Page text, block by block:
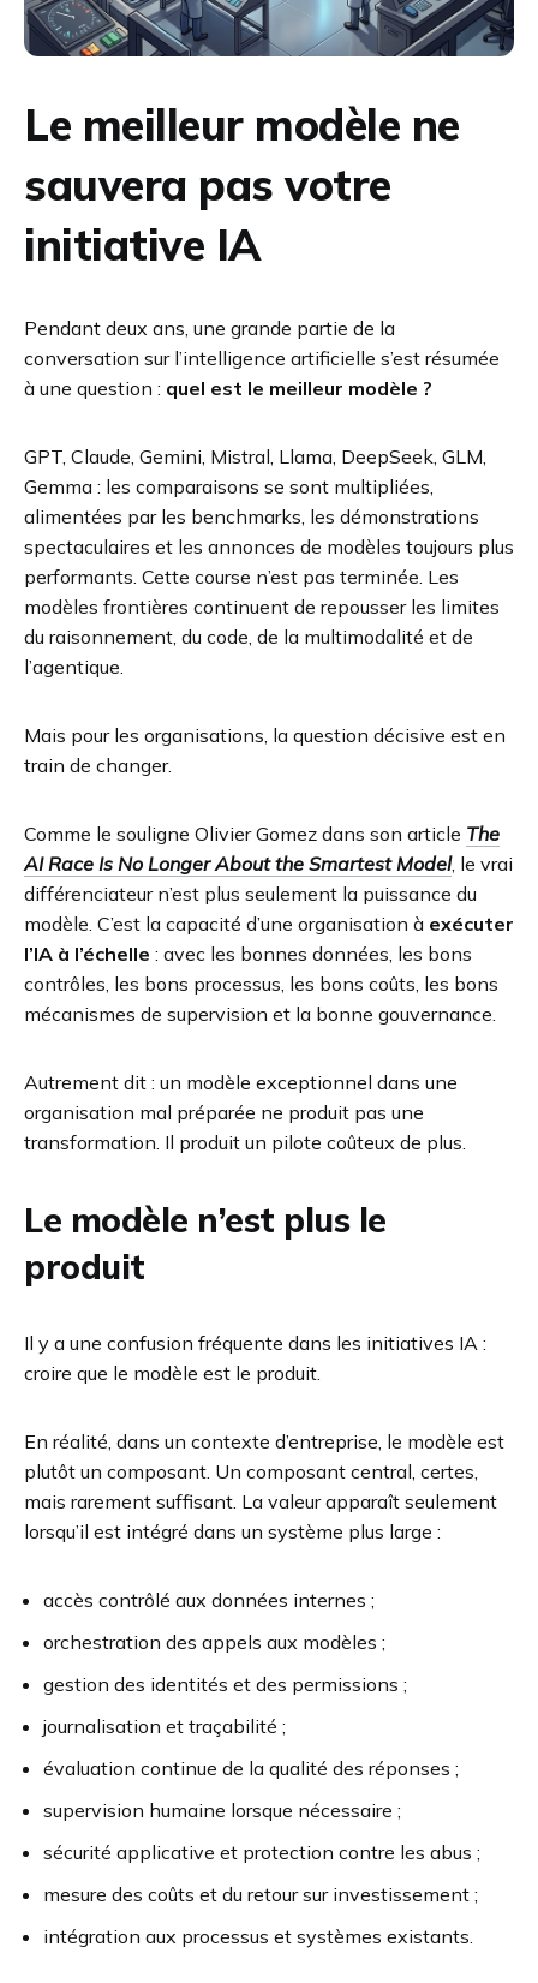
Le meilleur modèle ne
sauvera pas votre
initiative IA
Pendant deux ans, une grande partie de la
conversation sur l’intelligence artificielle s’est résumée
à une question : quel est le meilleur modèle ?
GPT, Claude, Gemini, Mistral, Llama, DeepSeek, GLM,
Gemma : les comparaisons se sont multipliées,
alimentées par les benchmarks, les démonstrations
spectaculaires et les annonces de modèles toujours plus
performants. Cette course n’est pas terminée. Les
modèles frontières continuent de repousser les limites
du raisonnement, du code, de la multimodalité et de
l’agentique.
Mais pour les organisations, la question décisive est en
train de changer.
Comme le souligne Olivier Gomez dans son article The
AI Race Is No Longer About the Smartest Model, le vrai
différenciateur n’est plus seulement la puissance du
modèle. C’est la capacité d’une organisation à exécuter
l’IA à l’échelle : avec les bonnes données, les bons
contrôles, les bons processus, les bons coûts, les bons
mécanismes de supervision et la bonne gouvernance.
Autrement dit : un modèle exceptionnel dans une
organisation mal préparée ne produit pas une
transformation. Il produit un pilote coûteux de plus.
Le modèle n’est plus le
produit
Il y a une confusion fréquente dans les initiatives IA :
croire que le modèle est le produit.
En réalité, dans un contexte d’entreprise, le modèle est
plutôt un composant. Un composant central, certes,
mais rarement suffisant. La valeur apparaît seulement
lorsqu’il est intégré dans un système plus large :
accès contrôlé aux données internes ;
orchestration des appels aux modèles ;
gestion des identités et des permissions ;
journalisation et traçabilité ;
évaluation continue de la qualité des réponses ;
supervision humaine lorsque nécessaire ;
sécurité applicative et protection contre les abus ;
mesure des coûts et du retour sur investissement ;
intégration aux processus et systèmes existants.